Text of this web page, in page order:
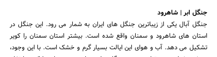
جنگل ابر | شاهرود
جنگل آبال یکی از زیباترین جنگل های ایران به شمار می رود. این جنگل در
استان های شاهرود و سمنان واقع شده است. بیشتر استان سمنان را کویر
تشکیل می دهد. آب و هوای این ایالت بسیار گرم و خشک است. با این وجود،